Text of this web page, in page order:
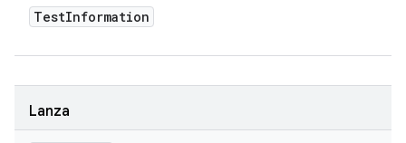
TestInformation
Lanza